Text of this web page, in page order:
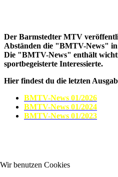
Der Barmstedter MTV
Abständen die "BMTV-News"
Die "BMTV-News" enthält
sportbegeisterte Interessierte.
Hier findest du die letzten
BMTV-News 01/2026
BMTV-News 01/2024
BMTV-News 01/2023
Wir benutzen Cookies